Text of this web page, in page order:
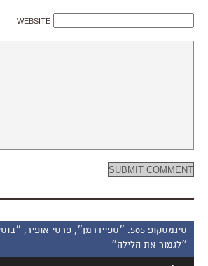
WEBSITE
סינמסקופ 505: ״ספיידרמן״, פרסי אופיר,
״לגמור את הלילה״